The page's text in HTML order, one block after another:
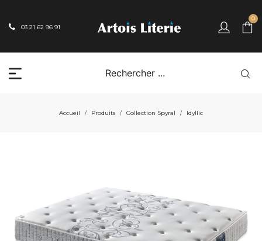
03 21 62 96 91
0
Accueil / Produits / Collection Spyral / Idyllic